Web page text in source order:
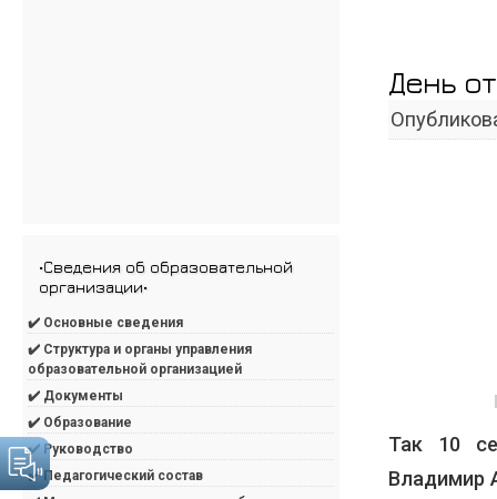
День
Так 10
Владимир
•Сведения об образовательной
организации•
✔️ Основные сведения
✔️ Структура и органы управления
образовательной организацией
✔️ Документы
✔️ Образование
✔️ Руководство
✔️ Педагогический состав